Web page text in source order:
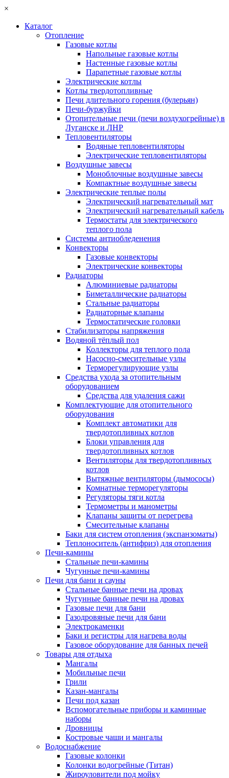
×
Каталог
Отопление
Газовые котлы
Напольные газовые котлы
Настенные газовые котлы
Парапетные газовые котлы
Электрические котлы
Котлы твердотопливные
Печи длительного горения (булерьян)
Печи-буржуйки
Отопительные печи (печи воздухогрейные) в
Луганске и ЛНР
Тепловентиляторы
Водяные тепловентиляторы
Электрические тепловентиляторы
Воздушные завесы
Моноблочные воздушные завесы
Компактные воздушные завесы
Электрические теплые полы
Электрический нагревательный мат
Электрический нагревательный кабель
Термостаты для электрического
теплого пола
Системы антиобледенения
Конвекторы
Газовые конвекторы
Электрические конвекторы
Радиаторы
Алюминиевые радиаторы
Биметаллические радиаторы
Стальные радиаторы
Радиаторные клапаны
Термостатические головки
Стабилизаторы напряжения
Водяной тёплый пол
Коллекторы для теплого пола
Насосно-смесительные узлы
Терморегулирующие узлы
Средства ухода за отопительным
оборудованием
Средства для удаления сажи
Комплектующие для отопительного
оборудования
Комплект автоматики для
твердотопливных котлов
Блоки управления для
твердотопливных котлов
Вентиляторы для твердотопливных
котлов
Вытяжные вентиляторы (дымососы)
Комнатные терморегуляторы
Регуляторы тяги котла
Термометры и манометры
Клапаны защиты от перегрева
Смесительные клапаны
Баки для систем отопления (экспанзоматы)
Теплоноситель (антифриз) для отопления
Печи-камины
Стальные печи-камины
Чугунные печи-камины
Печи для бани и сауны
Стальные банные печи на дровах
Чугунные банные печи на дровах
Газовые печи для бани
Газодровяные печи для бани
Электрокаменки
Баки и регистры для нагрева воды
Газовое оборудование для банных печей
Товары для отдыха
Мангалы
Мобильные печи
Грили
Казан-мангалы
Печи под казан
Вспомогательные приборы и каминные
наборы
Дровницы
Костровые чаши и мангалы
Водоснабжение
Газовые колонки
Колонки водогрейные (Титан)
Жироуловители под мойку